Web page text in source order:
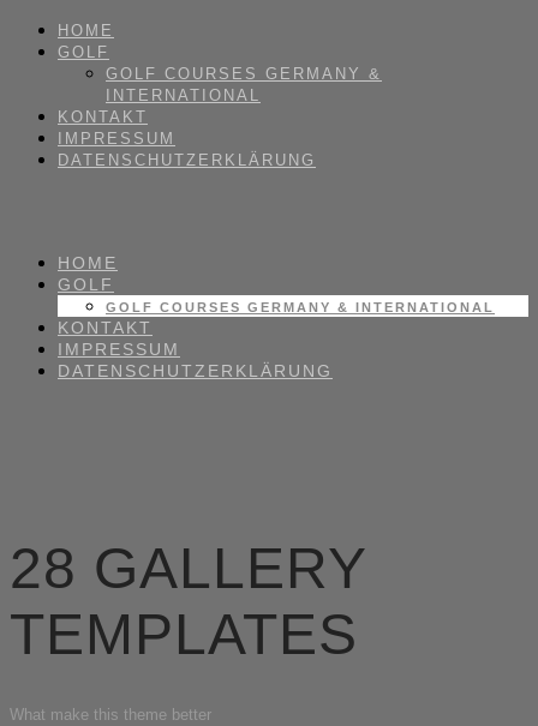
HOME
GOLF
GOLF COURSES GERMANY &
INTERNATIONAL
KONTAKT
IMPRESSUM
DATENSCHUTZERKLÄRUNG
HOME
GOLF
GOLF COURSES GERMANY & INTERNATIONAL
KONTAKT
IMPRESSUM
DATENSCHUTZERKLÄRUNG
28 GALLERY
TEMPLATES
What make this theme better